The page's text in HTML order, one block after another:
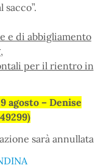
sacco”.
e di abbigliamento
per il rientro in
agosto – Denise
sarà annullata